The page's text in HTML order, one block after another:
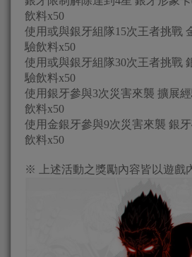
飲料x50
使用或與銀牙組隊15次王者挑戰
驗飲料x50
使用或與銀牙組隊30次王者挑戰
驗飲料x50
使用銀牙參與3次災害來襲 擴展
飲料x50
使用金銀牙參與9次災害來襲 銀
飲料x50
※ 上述活動之獎勵內容皆以遊戲